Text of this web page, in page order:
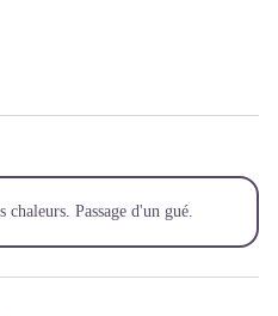
Passage d'un gué.